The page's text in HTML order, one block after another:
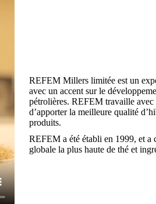
REFEM Millers limitée est un
avec un accent sur le
pétrolières. REFEM travaille avec
d’apporter la meilleure qualité
produits.
REFEM a été établi en 1999, et a
globale la plus haute de thé et